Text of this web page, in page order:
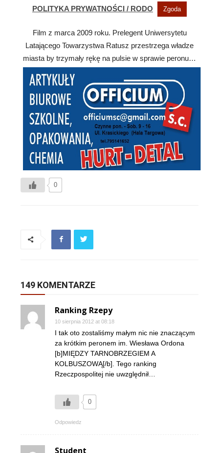
Film z marca 2009 roku. Prelegent Uniwersytetu
Latającego Towarzystwa Ratusz przestrzega władze
miasta by trzymały rękę na pulsie w sprawie peronu…
0
149 KOMENTARZE
Ranking Rzepy
10 sierpnia 2012 at 08:18
I tak oto zostaliśmy małym nic nie znaczącym
za krótkim peronem im. Wiesława Ordona
[b]MIĘDZY TARNOBRZEGIEM A
KOLBUSZOWĄ[/b]. Tego ranking
Rzeczpospolitej nie uwzględnił…
0
Odpowiedz
Student